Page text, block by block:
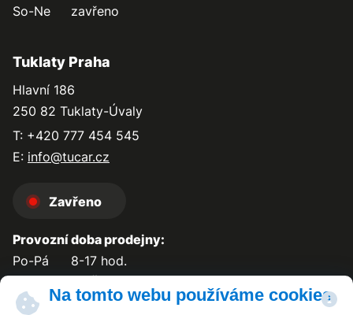
Na tomto webu používáme cookies
So-Ne
zavřeno
Tuklaty Praha
Hlavní 186
250 82 Tuklaty-Úvaly
T: +420 777 454 545
E: info@tucar.cz
Zavřeno
Provozní doba prodejny:
Po-Pá
8-17 hod.
So-Ne
zavřeno